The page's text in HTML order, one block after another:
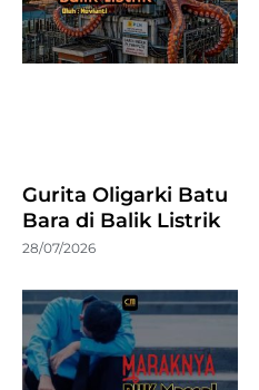
Gurita Oligarki Batu
Bara di Balik Listrik
28/07/2026